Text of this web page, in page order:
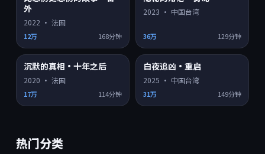
外
2022 · 法国
12万 168分钟
2023 · 中国台湾
36万 129分钟
9.2
沉默的真相·十年之后
2020 · 法国
17万 114分钟
9.2
白夜追凶·重启
2025 · 中国台湾
31万 149分钟
热门分类